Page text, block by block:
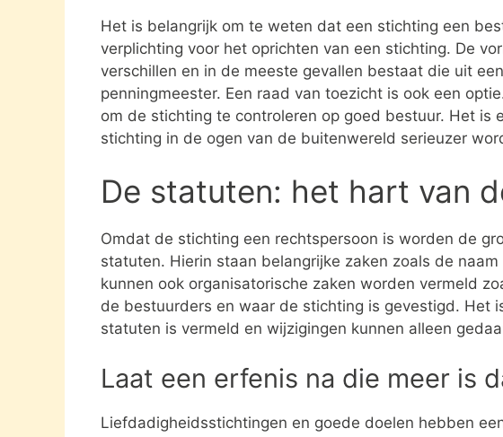
Het is belangrijk om te weten dat een stichting een
verplichting voor het oprichten van een stichting. De
verschillen en in de meeste gevallen bestaat die uit
penningmeester. Een raad van toezicht is ook een
om de stichting te controleren op goed bestuur. Het is
stichting in de ogen van de buitenwereld serieuzer
De statuten: het hart van
Omdat de stichting een rechtspersoon is worden de
statuten. Hierin staan belangrijke zaken zoals de
kunnen ook organisatorische zaken worden vermeld
de bestuurders en waar de stichting is gevestigd. Het
statuten is vermeld en wijzigingen kunnen alleen
Laat een erfenis na die meer is
Liefdadigheidsstichtingen en goede doelen hebben